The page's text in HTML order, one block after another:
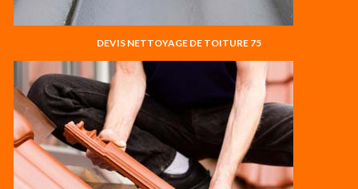
DEVIS NETTOYAGE DE TOITURE 75